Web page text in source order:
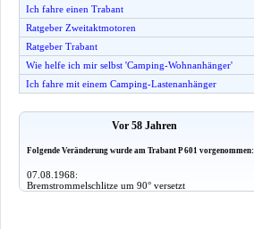
Ich fahre einen Trabant
Ratgeber Zweitaktmotoren
Ratgeber Trabant
Wie helfe ich mir selbst 'Camping-Wohnanhänger'
Ich fahre mit einem Camping-Lastenanhänger
Vor 58 Jahren
Folgende Veränderung wurde am Trabant P 601 vorgenommen:
07.08.1968:
Bremstrommelschlitze um 90° versetzt